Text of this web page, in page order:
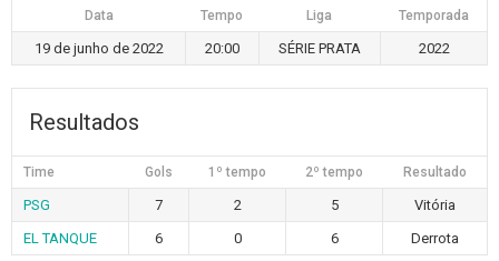
Data Tempo Liga Temporada
19 de junho de 2022 20:00 SÉRIE PRATA 2022
Resultados
Time Gols 1º tempo 2º tempo Resultado
PSG 7 2 5
Vitória
EL TANQUE
6 0 6 Derrota